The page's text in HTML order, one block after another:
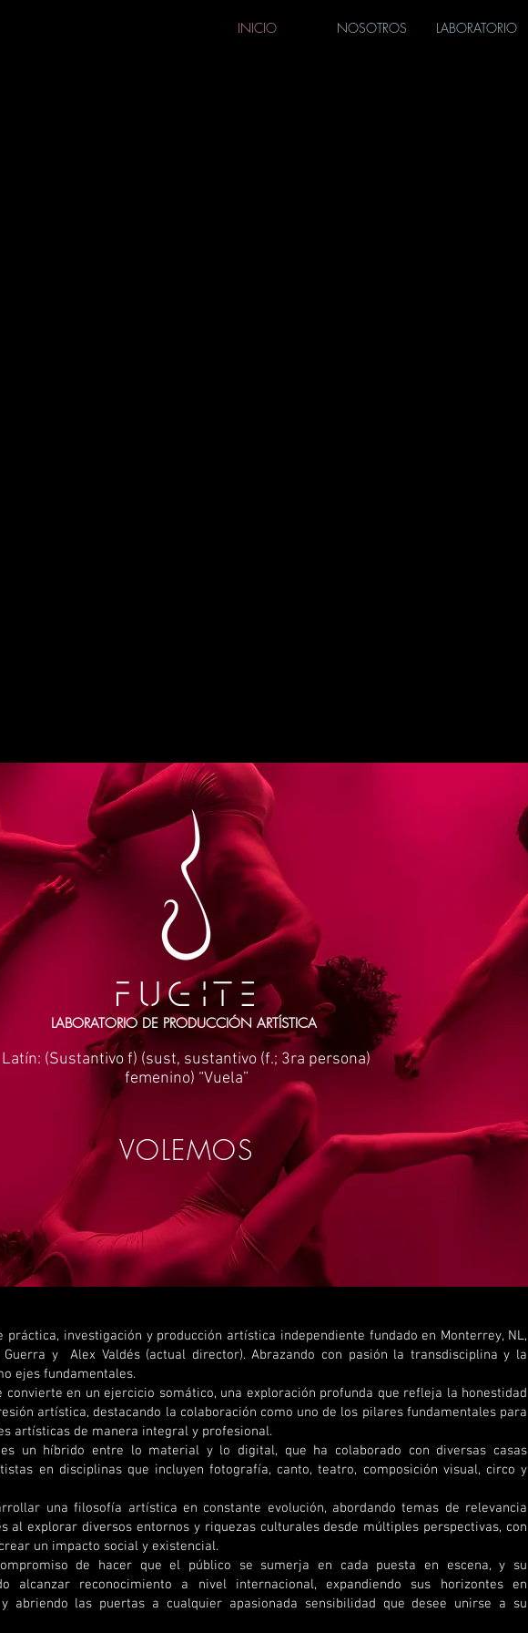
INICIO NOSOTROS LABORATORIO
LABORATORIO DE PRODUCCIÓN ARTÍSTICA
Latín: (Sustantivo f) (sust, sustantivo (f.; 3ra persona)
femenino) “Vuela”
VOLEMOS
investigación y producción artística independiente fundado en Monterrey, NL,
y Alex Valdés (actual director). Abrazando con pasión la transdisciplina y la
ejes fundamentales.
convierte en un ejercicio somático, una exploración profunda que refleja la honestidad
artística, destacando la colaboración como uno de los pilares fundamentales para
artísticas de manera integral y profesional.
un híbrido entre lo material y lo digital, que ha colaborado con diversas casas
en disciplinas que incluyen fotografía, canto, teatro, composición visual, circo y
una filosofía artística en constante evolución, abordando temas de relevancia
al explorar diversos entornos y riquezas culturales desde múltiples perspectivas, con
un impacto social y existencial.
de hacer que el público se sumerja en cada puesta en escena, y su
alcanzar reconocimiento a nivel internacional, expandiendo sus horizontes en
y abriendo las puertas a cualquier apasionada sensibilidad que desee unirse a su